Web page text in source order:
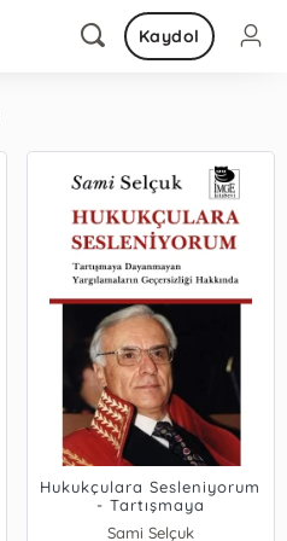
Kaydol
Hukukçulara Sesleniyorum
- Tartışmaya
Dayanmayan
Sami Selçuk